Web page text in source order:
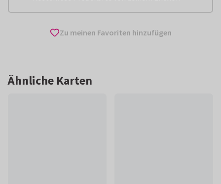
Zu meinen Favoriten hinzufügen
Ähnliche Karten